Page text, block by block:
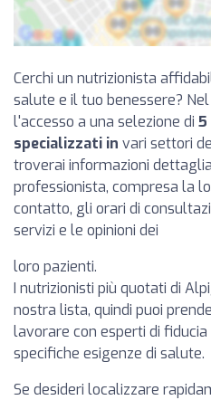
Cerchi un nutrizionista
salute e il tuo benessere?
l'accesso a una selezione di 5
specializzati in vari settori
troverai informazioni
professionista, compresa la
contatto, gli orari di
servizi e le opinioni dei
loro pazienti.
I nutrizionisti più quotati di
nostra lista, quindi puoi
lavorare con esperti di
specifiche esigenze di salute.
Se desideri localizzare